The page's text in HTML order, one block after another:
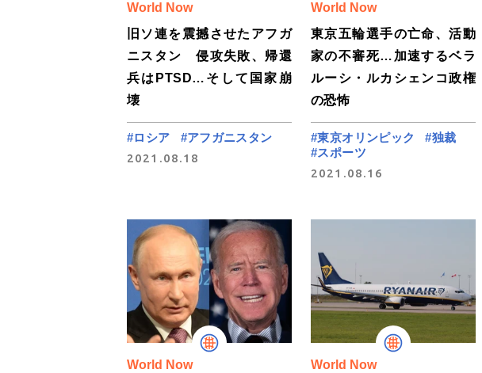
World Now
旧ソ連を震撼させたアフガ
ニスタン 侵攻失敗、帰還
兵はPTSD…そして国家崩
壊
#ロシア
#アフガニスタン
2021.08.18
World Now
東京五輪選手の亡命、活動
家の不審死…加速するベラ
ルーシ・ルカシェンコ政権
の恐怖
#東京オリンピック
#独裁
#スポーツ
2021.08.16
World Now
World Now